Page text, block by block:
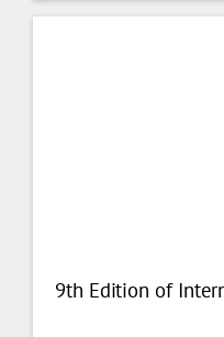
9th Edition of